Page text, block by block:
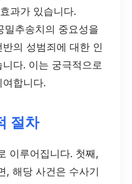
과가 있습니다.
밀추송치의 중요성을
의 성범죄에 대한 인
다. 이는 궁극적으로
합니다.
절차
이루어집니다. 첫째,
, 해당 사건은 수사기